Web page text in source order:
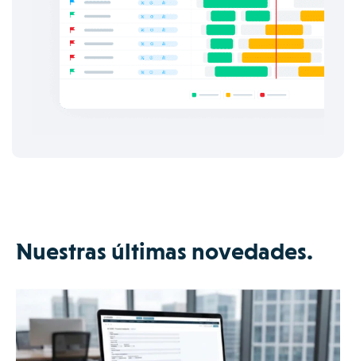
Nuestras últimas novedades.